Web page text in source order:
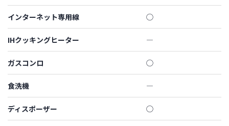
インターネット専用線 ◯
IHクッキングヒーター ―
ガスコンロ ◯
食洗機 ―
ディスポーザー ◯